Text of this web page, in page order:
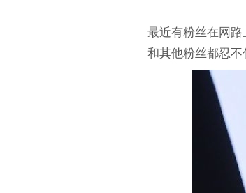
最近有粉丝在网
和其他粉丝都忍不